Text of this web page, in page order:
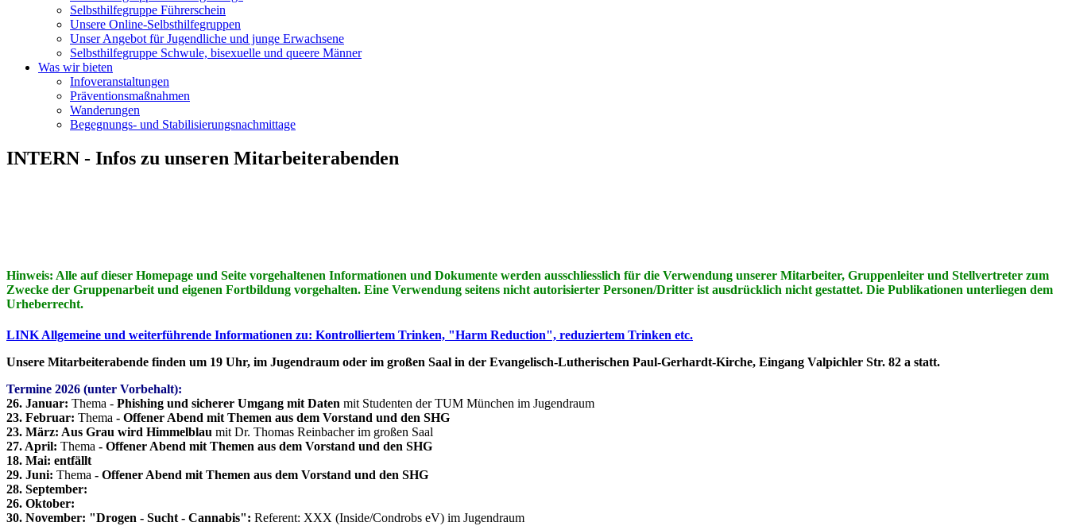
Selbsthilfegruppe Führerschein
Unsere Online-Selbsthilfegruppen
Unser Angebot für Jugendliche und junge Erwachsene
Selbsthilfegruppe Schwule, bisexuelle und queere Männer
Was wir bieten
Infoveranstaltungen
Präventionsmaßnahmen
Wanderungen
Begegnungs- und Stabilisierungsnachmittage
INTERN - Infos zu unseren Mitarbeiterabenden
Hinweis: Alle auf dieser Homepage und Seite vorgehaltenen Informationen und Dokumente werden ausschliesslich für die Verwendung unserer Mitarbeiter, Gruppenleiter und Stellvertreter zum
Zwecke der Gruppenarbeit und eigenen Fortbildung vorgehalten. Eine Verwendung seitens nicht autorisierter Personen/Dritter ist ausdrücklich nicht gestattet. Die Publikationen unterliegen dem
Urheberrecht.
LINK Allgemeine und weiterführende Informationen zu: Kontrolliertem Trinken, "Harm Reduction", reduziertem Trinken etc.
Unsere Mitarbeiterabende finden um 19 Uhr, im Jugendraum oder im großen Saal in der Evangelisch-Lutherischen Paul-Gerhardt-Kirche, Eingang Valpichler Str. 82 a statt.
Termine 2026 (unter Vorbehalt):
26. Januar: Thema - Phishing und sicherer Umgang mit Daten mit Studenten der TUM München im Jugendraum
23. Februar: Thema - Offener Abend mit Themen aus dem Vorstand und den SHG
23. März: Aus Grau wird Himmelblau mit Dr. Thomas Reinbacher im großen Saal
27. April: Thema - Offener Abend mit Themen aus dem Vorstand und den SHG
18. Mai: entfällt
29. Juni: Thema - Offener Abend mit Themen aus dem Vorstand und den SHG
28. September:
26. Oktober:
30. November: "Drogen - Sucht - Cannabis": Referent: XXX (Inside/Condrobs eV) im Jugendraum